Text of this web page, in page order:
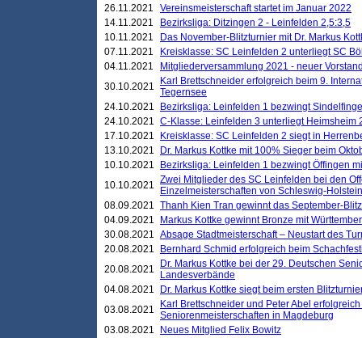
26.11.2021
Vereinsmeisterschaft startet im Januar 2022
14.11.2021
Bezirksliga: Ditzingen 2 - Leinfelden 2,5:3,5
10.11.2021
Das November-Blitzturnier mit Dr. Markus
07.11.2021
Kreisklasse: SC Leinfelden 2 unterliegt SC
04.11.2021
Mitgliederversammlung 2021 - neuer
30.10.2021
Karl Brettschneider erfolgreich beim 9.
Tegernsee
24.10.2021
Bezirksliga: Leinfelden 1 bezwingt
24.10.2021 C-Klasse: Leinfelden 3 unterliegt Heimsheim
17.10.2021
Kreisklasse: SC Leinfelden 2 siegt in
13.10.2021
Dr. Markus Kottke mit 100% Sieger beim
10.10.2021
Bezirksliga: Leinfelden 1 bezwingt Öffingen
10.10.2021 Zwei Mitglieder des SC Leinfelden bei den
Einzelmeisterschaften von Schleswig-
08.09.2021 Thanh Kien Tran gewinnt das September-
04.09.2021
Markus Kottke gewinnt Bronze mit
30.08.2021 Absage Stadtmeisterschaft – Neustart des
20.08.2021
Bernhard Schmid erfolgreich beim
20.08.2021
Dr. Markus Kottke bei der 29. Deutschen
Landesverbände
04.08.2021
Dr. Markus Kottke siegt beim ersten
03.08.2021
Karl Brettschneider und Peter Abel
Seniorenmeisterschaften in Magdeburg
03.08.2021
Neues Mitglied Felix Bowitz